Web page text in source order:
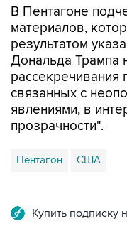
В Пентагоне
материалов,
результатом
Дональда Трампа
рассекречивания
связанных с
явлениями, в
прозрачности".
Пентагон США
Купить подписку